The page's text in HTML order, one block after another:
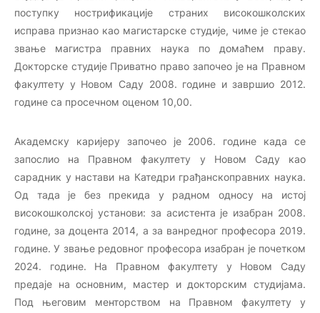
поступку нострификације страних високошколских
исправа признао као магистарске студије, чиме је стекао
звање магистра правних наука по домаћем праву.
Докторске студије Приватно право започео је на Правном
факултету у Новом Саду 2008. године и завршио 2012.
године са просечном оценом 10,00.
Академску каријеру започео је 2006. године када се
запослио на Правном факултету у Новом Саду као
сарадник у настави на Катедри грађанскоправних наука.
Од тада је без прекида у радном односу на истој
високошколској установи: за асистента је изабран 2008.
године, за доцента 2014, а за ванредног професора 2019.
године. У звање редовног професора изабран је почетком
2024. године. На Правном факултету у Новом Саду
предаје на основним, мастер и докторским студијама.
Под његовим менторством на Правном факултету у